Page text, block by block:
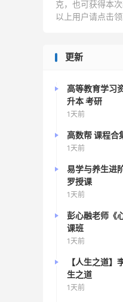
克，也可获得本
以上用户请点击领
更新
高等教育学习
升本 考研
1天前
高数帮 课程合
1天前
易学与养生进
罗授课
1天前
彭心融老师《
课班
1天前
【人生之道】
生之道
1天前